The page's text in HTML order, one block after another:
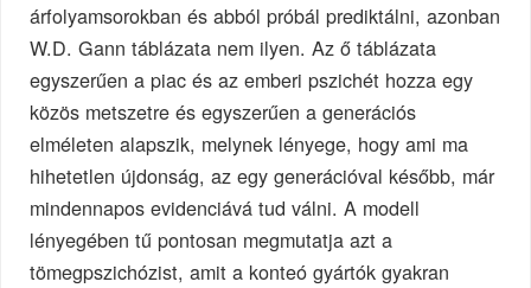
árfolyamsorokban és abból próbál prediktálni, azonban
W.D. Gann táblázata nem ilyen. Az ő táblázata
egyszerűen a piac és az emberi pszichét hozza egy
közös metszetre és egyszerűen a generációs
elméleten alapszik, melynek lényege, hogy ami ma
hihetetlen újdonság, az egy generációval később, már
mindennapos evidenciává tud válni. A modell
lényegében tű pontosan megmutatja azt a
tömegpszichózist, amit a konteó gyártók gyakran